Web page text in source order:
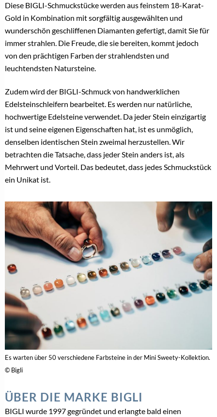
Diese BIGLI-Schmuckstücke werden aus feinstem 18-Karat-
Gold in Kombination mit sorgfältig ausgewählten und
wunderschön geschliffenen Diamanten gefertigt, damit Sie für
immer strahlen. Die Freude, die sie bereiten, kommt jedoch
von den prächtigen Farben der strahlendsten und
leuchtendsten Natursteine.
Zudem wird der BIGLI-Schmuck von handwerklichen
Edelsteinschleifern bearbeitet. Es werden nur natürliche,
hochwertige Edelsteine ​​verwendet. Da jeder Stein einzigartig
ist und seine eigenen Eigenschaften hat, ist es unmöglich,
denselben identischen Stein zweimal herzustellen. Wir
betrachten die Tatsache, dass jeder Stein anders ist, als
Mehrwert und Vorteil. Das bedeutet, dass jedes Schmuckstück
ein Unikat ist.
Es warten über 50 verschiedene Farbsteine in der Mini Sweety-Kollektion.
© Bigli
ÜBER DIE MARKE BIGLI
BIGLI wurde 1997 gegründet und erlangte bald einen